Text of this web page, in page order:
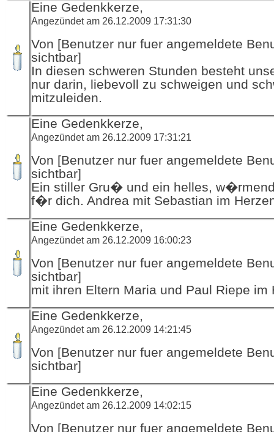
Eine Gedenkkerze,
Angezündet am 26.12.2009 17:31:30
Von [Benutzer nur fuer angemeldete
sichtbar]
In diesen schweren Stunden besteht
nur darin, liebevoll zu schweigen und
mitzuleiden.
Eine Gedenkkerze,
Angezündet am 26.12.2009 17:31:21
Von [Benutzer nur fuer angemeldete
sichtbar]
Ein stiller Gru� und ein helles,
f�r dich. Andrea mit Sebastian im
Eine Gedenkkerze,
Angezündet am 26.12.2009 16:00:23
Von [Benutzer nur fuer angemeldete
sichtbar]
mit ihren Eltern Maria und Paul Riepe im
Eine Gedenkkerze,
Angezündet am 26.12.2009 14:21:45
Von [Benutzer nur fuer angemeldete
sichtbar]
Eine Gedenkkerze,
Angezündet am 26.12.2009 14:02:15
Von [Benutzer nur fuer angemeldete